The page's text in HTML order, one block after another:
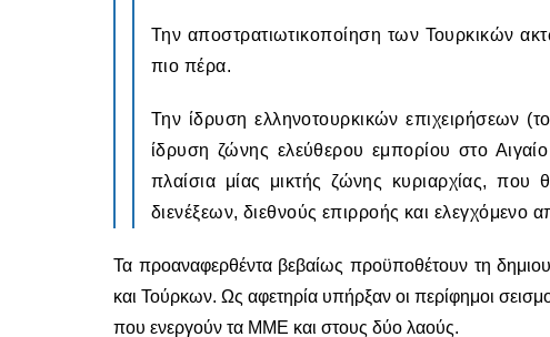
Την αποστρατιωτικοποίηση των Τουρκικών
πιο πέρα.
Την ίδρυση ελληνοτουρκικών επιχειρήσεων
ίδρυση ζώνης ελεύθερου εμπορίου στο
πλαίσια μίας μικτής ζώνης κυριαρχίας, που
διενέξεων, διεθνούς επιρροής και ελεγχόμενο
Τα προαναφερθέντα βεβαίως προϋποθέτουν τη
και Τούρκων. Ως αφετηρία υπήρξαν οι περίφημοι
που ενεργούν τα ΜΜΕ και στους δύο λαούς.